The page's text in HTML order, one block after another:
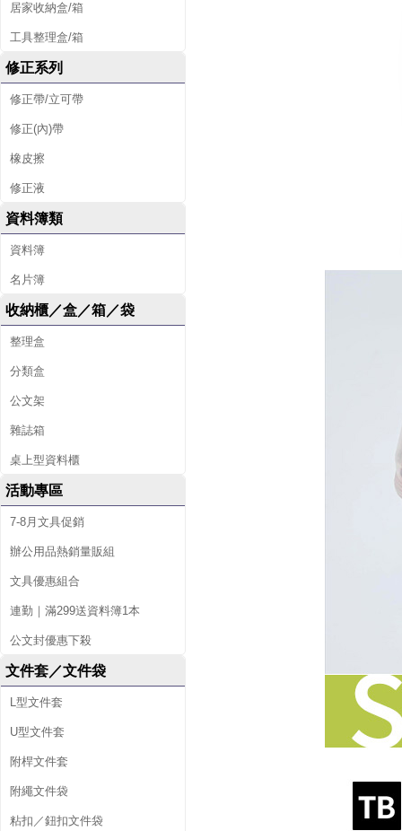
居家收納盒/箱
工具整理盒/箱
修正系列
修正帶/立可帶
修正(內)帶
橡皮擦
修正液
資料簿類
資料簿
名片簿
收納櫃／盒／箱／袋
整理盒
分類盒
公文架
雜誌箱
桌上型資料櫃
活動專區
7-8月文具促銷
辦公用品熱銷量販組
文具優惠組合
連勤｜滿299送資料簿1本
公文封優惠下殺
文件套／文件袋
L型文件套
U型文件套
附桿文件套
附繩文件袋
粘扣／鈕扣文件袋